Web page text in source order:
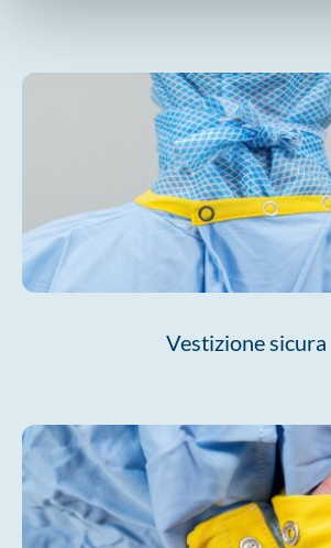
Vestizione sicura